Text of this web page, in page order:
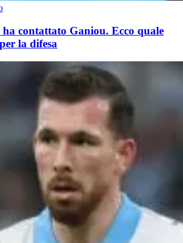
contattato Ganiou. Ecco quale
la difesa